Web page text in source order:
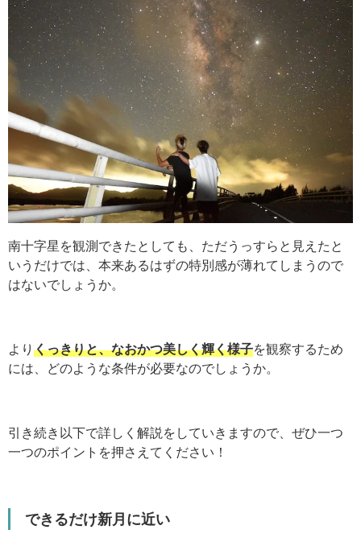
南十字星を観測できたとしても、ただうっすらと見えたと
いうだけでは、本来あるはずの特別感が薄れてしまうので
はないでしょうか。
より くっきりと、なおかつ美しく輝く様子を観察するため
には、どのような条件が必要なのでしょうか。
引き続き以下で詳しく解説をしていきますので、ぜひ一つ
一つのポイントを押さえてください！
できるだけ新月に近い